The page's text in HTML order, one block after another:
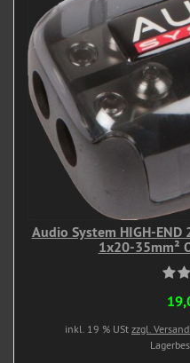
Audio System HIGH-
1x20-35mm²
inkl. 19 % USt zzgl.